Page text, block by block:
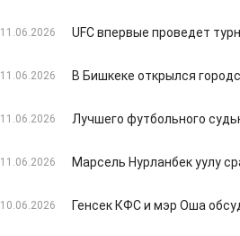
11.06.2026 UFC впервые проведет
11.06.2026 В Бишкеке открылся
11.06.2026 Лучшего футбольного
11.06.2026 Марсель Нурланбек уулу
10.06.2026 Генсек КФС и мэр Оша